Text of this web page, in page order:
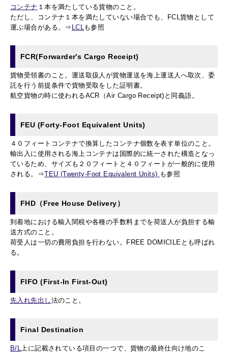
コンテナ １本を満たしている貨物のこと。
ただし、コンテナ１本を満たしていない場合でも、FCL貨物として
運ぶ場合がある。⇒ LCLも参照
FCR(Forwarder's Cargo Receipt)
貨物受領書のこと。運送取扱人が貨物運送を海上運送人へ取次、委
託を行う前提条件で貨物受取をした証明書。
航空貨物の時に使われるACR（Air Cargo Receipt)と同義語。
FEU (Forty-Foot Equivalent Units)
４０フィートコンテナで換算したコンテナ個数を表す単位のこと。
輸出入に使用される海上コンテナは国際的に統一された構造となっ
ているため、サイズも２０フィートと４０フィートが一般的に使用
される。⇒TEU (Twenty-Foot Equivalent Units) も参照
FHD（Free House Delivery）
到着地における輸入関税や各種の手数料までを荷送人が負担する輸
送方式のこと。
荷受人は一切の費用負担を行わない。FREE DOMICILEとも呼ばれ
る。
FIFO (First-In First-Out)
先入れ先出し 法のこと。
Final Destination
B/L上に記載されている項目の一つで、貨物の最終仕向け地のこ